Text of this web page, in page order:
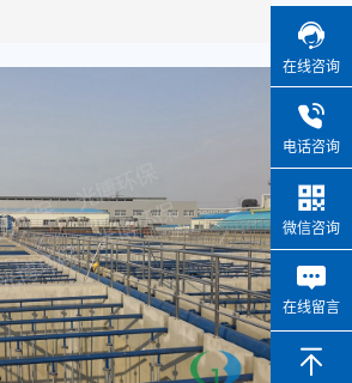
在线咨询
电话咨询
微信咨询
在线留言